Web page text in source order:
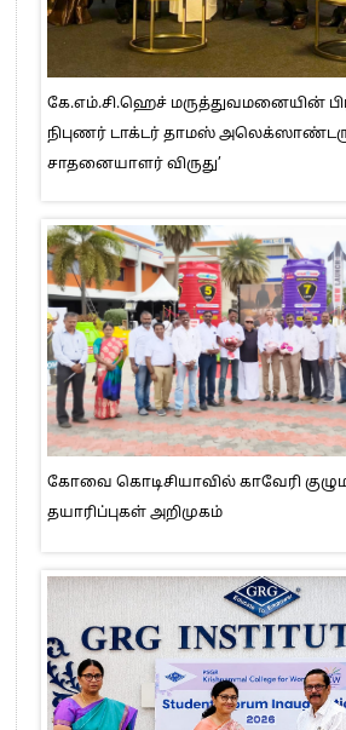
கே.எம்.சி.ஹெச் மருத்துவமனையின்
நிபுணர் டாக்டர் தாமஸ்
சாதனையாளர் விருது’
கோவை கொடிசியாவில் காவேரி
தயாரிப்புகள் அறிமுகம்